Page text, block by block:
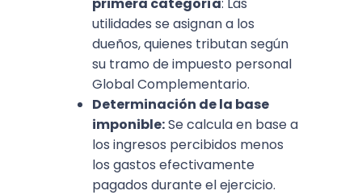
utilidades se asignan a los
dueños, quienes tributan según
su tramo de impuesto personal
Global Complementario.​
Determinación de la base
imponible:Se calcula en base a
los ingresos percibidos menos
los gastos efectivamente
pagados durante el ejercicio.